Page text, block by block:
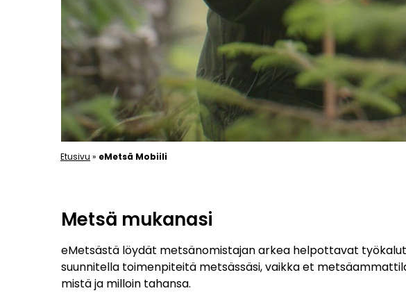
Etusivu » eMetsä Mobiili
Metsä mukanasi
eMetsästä löydät metsänomistajan arkea helpottavat
suunnitella toimenpiteitä metsässäsi, vaikka et
mistä ja milloin tahansa.